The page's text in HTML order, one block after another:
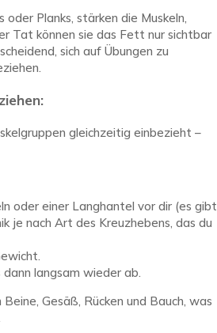
oder Planks, stärken die Muskeln,
Tat können sie das Fett nur sichtbar
sich auf Übungen zu
gleichzeitig einbezieht –
oder einer Langhantel vor dir (es gibt
je nach Art des Kreuzhebens, das du
langsam wieder ab.
Gesäß, Rücken und Bauch, was